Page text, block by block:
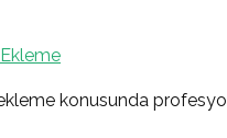
konusunda